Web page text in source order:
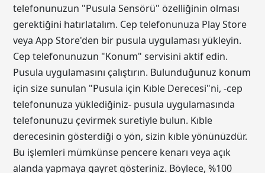
telefonunuzun "Pusula Sensörü" özelliğinin olması
gerektiğini hatırlatalım. Cep telefonunuza Play Store
veya App Store'den bir pusula uygulaması yükleyin.
Cep telefonunuzun "Konum" servisini aktif edin.
Pusula uygulamasını çalıştırın. Bulunduğunuz konum
için size sunulan "Pusula için Kıble Derecesi"ni, -cep
telefonunuza yüklediğiniz- pusula uygulamasında
telefonunuzu çevirmek suretiyle bulun. Kıble
derecesinin gösterdiği o yön, sizin kıble yönünüzdür.
Bu işlemleri mümkünse pencere kenarı veya açık
alanda yapmaya gayret gösteriniz. Böylece, %100